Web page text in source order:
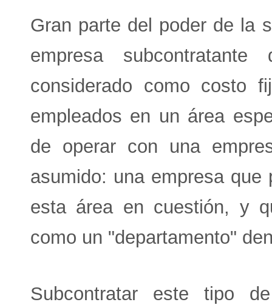
Gran parte del poder de la
empresa
considerado como costo
empleados en un área
de operar con una
asumido: una empresa
esta área en cuestión, y
como un "departamento"
Subcontratar este tipo